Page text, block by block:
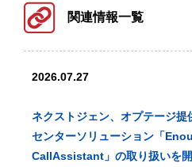
関連情報一覧
2026.07.27
ネクストジェン、オプテージ提
センターソリューション「
CallAssistant」の取り扱いを